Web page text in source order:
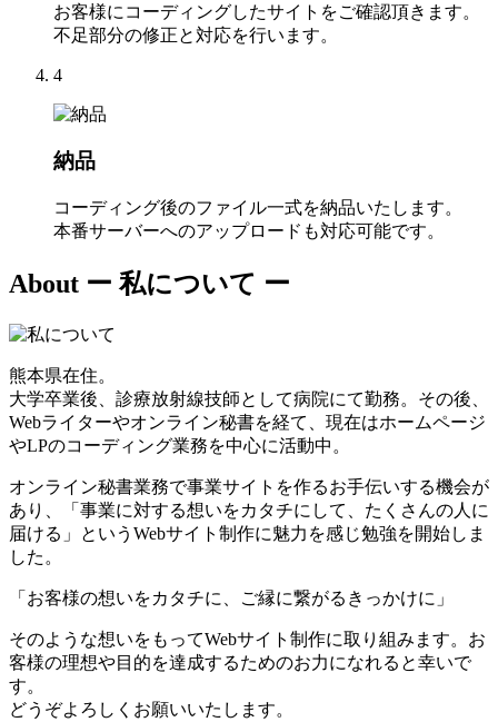
お客様にコーディングしたサイトをご確認頂きます。
不足部分の修正と対応を行います。
4
納品
コーディング後のファイル一式を納品いたします。
本番サーバーへのアップロードも対応可能です。
About ー 私について ー
熊本県在住。
大学卒業後、診療放射線技師として病院にて勤務。その後、
Webライターやオンライン秘書を経て、現在はホームページ
やLPのコーディング業務を中心に活動中。
オンライン秘書業務で事業サイトを作るお手伝いする機会が
あり、「事業に対する想いをカタチにして、たくさんの人に
届ける」というWebサイト制作に魅力を感じ勉強を開始しま
した。
「お客様の想いをカタチに、ご縁に繋がるきっかけに」
そのような想いをもってWebサイト制作に取り組みます。お
客様の理想や目的を達成するためのお力になれると幸いで
す。
どうぞよろしくお願いいたします。